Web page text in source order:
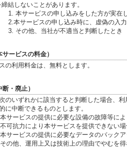
締結しないことがあります。
1. 本サービスの申し込みをした方が実在
2.本サービスの申し込み時に、虚偽の入
3. その他、当社が不適当と判断したとき
ービスの料金）
の利用料金は、無料とします。
・廃止）
のいずれかに該当すると判断した場合、
に中断できるものとします。
本サービスの提供に必要な設備の故障等に
不可抗力により本サービスを提供できない
本サービスの提供に必要なデータのバック
その他、運用上又は技術上の理由でやむを